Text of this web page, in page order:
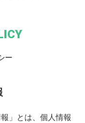
ー
」とは、個人情報